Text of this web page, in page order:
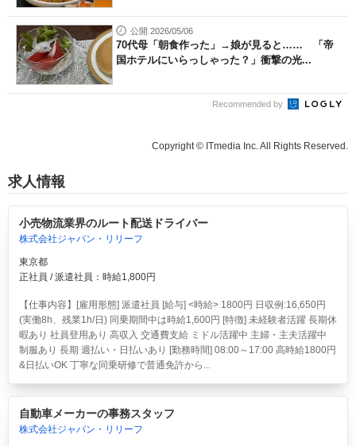
公開 2026/05/06
70代母「朝食作った」→娘が見ると…… 「帝
国ホテルにいらっしゃった？」衝撃の光...
Recommended by
Copyright © ITmedia Inc. All Rights Reserved.
求人情報
小売物流業界のルート配送ドライバー
株式会社ジャパン・リリーフ
東京都
正社員 / 派遣社員：時給1,800円
【仕事内容】[雇用形態] 派遣社員 [給与] <時給> 1800円 日収例:16,650円
(実働8h、残業1h/日) 同乗期間中は時給1,600円 [特徴] 未経験者活躍 長期休
暇あり 社員登用あり 高収入 交通費支給 ミドル活躍中 主婦・主夫活躍中
制服あり 長期 週払い・日払いあり [勤務時間] 08:00～17:00 高時給1800円
&日払いOK 丁寧な同乗研修で普通免許から...
自動車メーカーの事務スタッフ
株式会社ジャパン・リリーフ